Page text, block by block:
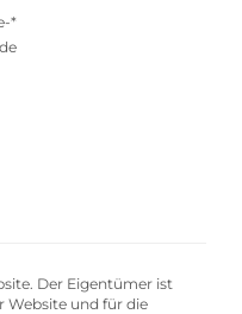
*
Der Eigentümer ist
Website und für die